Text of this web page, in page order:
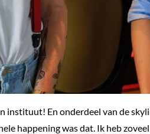
instituut! En onderdeel van de
happening was dat. Ik heb